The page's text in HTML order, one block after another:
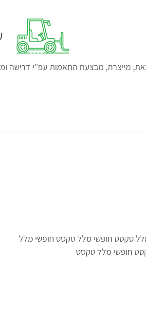
מייצרת, מבצעת התאמות עפ"י דרישה
טקסט חופשי מלל טקסט חופשי מלל
חופשי מלל טקסט